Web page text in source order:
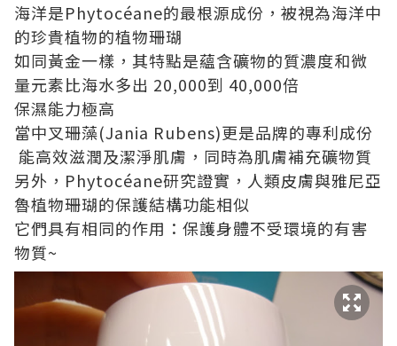
海洋是Phytocéane的最根源成份，被視為海洋中
的珍貴植物的植物珊瑚
如同黃金一樣，其特點是蘊含礦物的質濃度和微
量元素比海水多出 20,000到 40,000倍
保濕能力極高
當中叉珊藻(Jania Rubens)更是品牌的專利成份
能高效滋潤及潔淨肌膚，同時為肌膚補充礦物質
另外，Phytocéane研究證實，人類皮膚與雅尼亞
魯植物珊瑚的保護結構功能相似
它們具有相同的作用：保護身體不受環境的有害
物質~